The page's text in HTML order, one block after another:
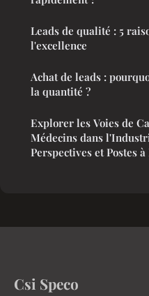
Leads de qualité : 5
l'excellence
Achat de leads :
la quantité ?
Explorer les Voies de
Médecins dans
Perspectives et Postes
Csi Speco